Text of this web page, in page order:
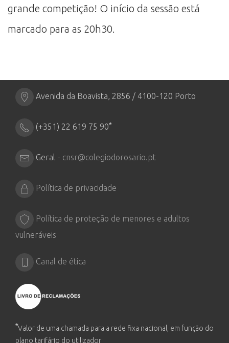
grande competição! O início da sessão está
marcado para as 20h30.
Avenida da Boavista, 2856 / 4100-120 Porto
(+351) 22 619 75 90*
Geral - cnsr@colegiodorosario.pt
Política de privacidade
Política de proteção de menores e adultos
vulneráveis
Canal de ética
*Valor de uma chamada para a rede fixa nacional, em função do
plano tarifário do utilizador